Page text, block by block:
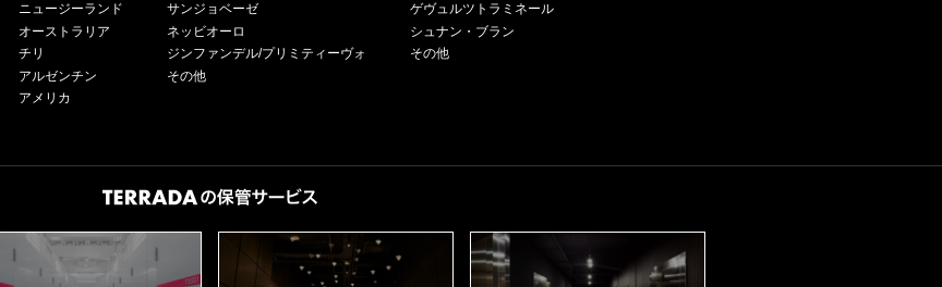
ニュージーランド
オーストラリア
チリ
アルゼンチン
アメリカ
サンジョベーゼ
ネッビオーロ
ジンファンデル/プリミティーヴォ
その他
ゲヴュルツトラミネール
シュナン・ブラン
その他